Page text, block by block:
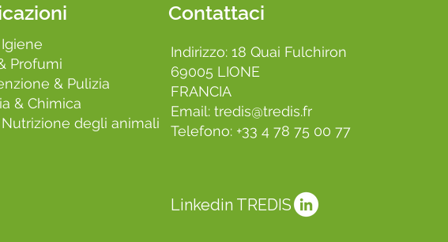
Profumi
& Pulizia
& Chimica
Nutrizione degli animali
Contattaci
Linkedin TREDIS
Indirizzo: 18 Quai Fulchiron
69005 LIONE
FRANCIA
Email: tredis@tredis.fr
Telefono: +33 4 78 75 00 77